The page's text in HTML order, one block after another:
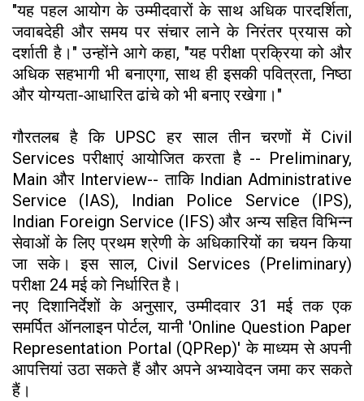
"यह पहल आयोग के उम्मीदवारों के साथ अधिक पारदर्शिता,
जवाबदेही और समय पर संचार लाने के निरंतर प्रयास को
दर्शाती है।" उन्होंने आगे कहा, "यह परीक्षा प्रक्रिया को और
अधिक सहभागी भी बनाएगा, साथ ही इसकी पवित्रता, निष्ठा
और योग्यता-आधारित ढांचे को भी बनाए रखेगा।"
गौरतलब है कि UPSC हर साल तीन चरणों में Civil
Services परीक्षाएं आयोजित करता है -- Preliminary,
Main और Interview-- ताकि Indian Administrative
Service (IAS), Indian Police Service (IPS),
Indian Foreign Service (IFS) और अन्य सहित विभिन्न
सेवाओं के लिए प्रथम श्रेणी के अधिकारियों का चयन किया
जा सके। इस साल, Civil Services (Preliminary)
परीक्षा 24 मई को निर्धारित है।
नए दिशानिर्देशों के अनुसार, उम्मीदवार 31 मई तक एक
समर्पित ऑनलाइन पोर्टल, यानी 'Online Question Paper
Representation Portal (QPRep)' के माध्यम से अपनी
आपत्तियां उठा सकते हैं और अपने अभ्यावेदन जमा कर सकते
हैं।